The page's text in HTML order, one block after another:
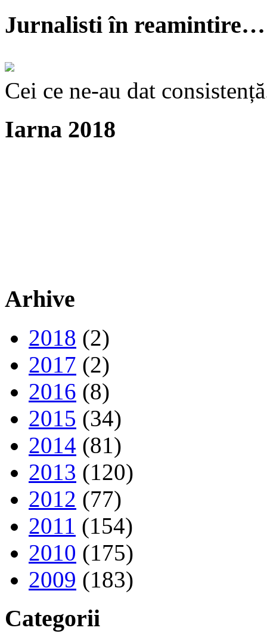
Jurnalisti în reamintire…
Cei ce ne-au dat
Iarna 2018
Arhive
2018 (2)
2017 (2)
2016 (8)
2015 (34)
2014 (81)
2013 (120)
2012 (77)
2011 (154)
2010 (175)
2009 (183)
Categorii